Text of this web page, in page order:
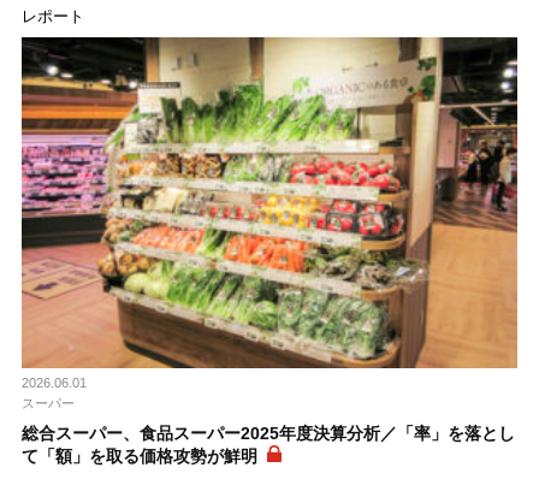
レポート
2026.06.01
スーパー
総合スーパー、食品スーパー2025年度決算分析／「率」を落とし
て「額」を取る価格攻勢が鮮明